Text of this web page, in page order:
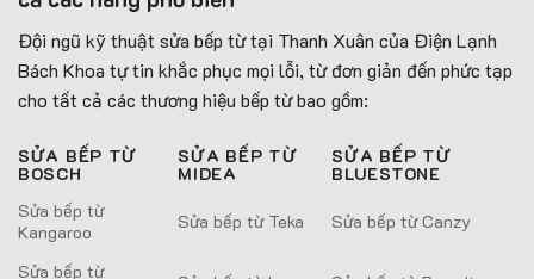
Đội ngũ kỹ thuật sửa bếp từ tại Thanh Xuân của Điện Lạnh
Bách Khoa tự tin khắc phục mọi lỗi, từ đơn giản đến phức tạp
cho tất cả các thương hiệu bếp từ bao gồm:
SỬA BẾP TỪ
BOSCH
SỬA BẾP TỪ
MIDEA
SỬA BẾP TỪ
BLUESTONE
Sửa bếp từ
Kangaroo
Sửa bếp từ Teka Sửa bếp từ Canzy
Sửa bếp từ